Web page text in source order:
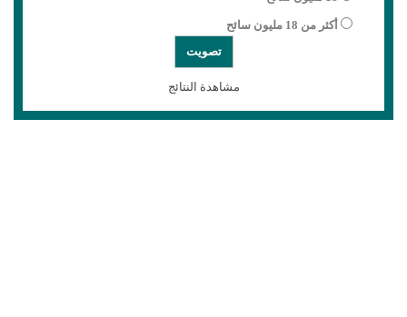
أكثر من 18 مليون سائح
مشاهدة النتائج